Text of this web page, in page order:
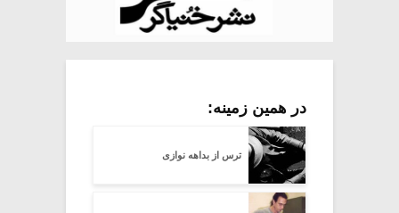
در همین زمینه:
ترس از بداهه نوازی